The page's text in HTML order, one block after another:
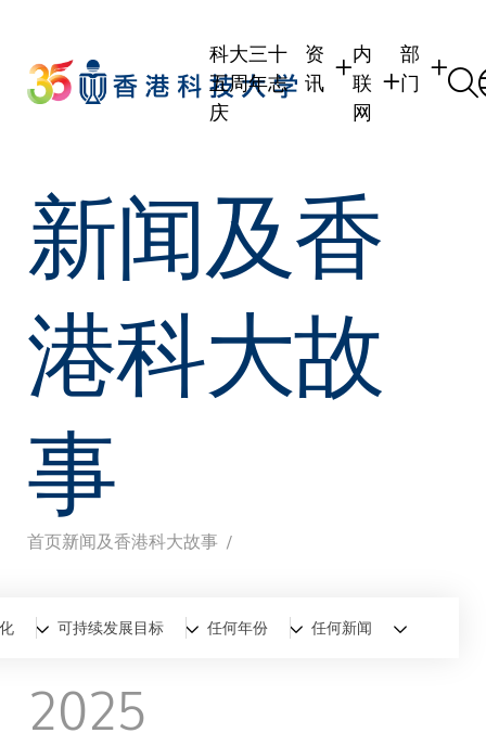
main
content
科大三十
五周年志
庆
资
讯
校友
传媒
公众
内
联
网
校友内联网
部
门
新闻及香
港科大故
事
面
包
屑
首页新闻及香港科大故事
全部新闻香港科大故事
可持续发展目标 任何年份 任何新闻
2025